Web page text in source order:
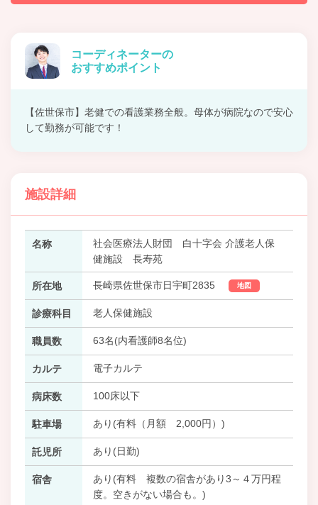
コーディネーターの
おすすめポイント
【佐世保市】老健での看護業務全般。母体が病院なので安心
して勤務が可能です！
施設詳細
名称
社会医療法人財団 白十字会 介護老人保
健施設 長寿苑
所在地 長崎県佐世保市日宇町2835 地図
診療科目 老人保健施設
職員数 63名(内看護師8名位)
カルテ 電子カルテ
病床数 100床以下
駐車場 あり(有料（月額 2,000円）)
託児所 あり(日勤)
宿舎
あり(有料 複数の宿舎があり3～４万円程
度。空きがない場合も。)